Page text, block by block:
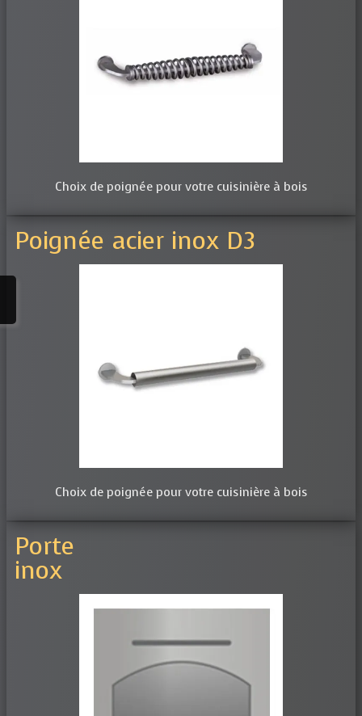
Choix de poignée pour votre cuisinière à bois
Poignée acier inox D3
Choix de poignée pour votre cuisinière à bois
Porte
inox